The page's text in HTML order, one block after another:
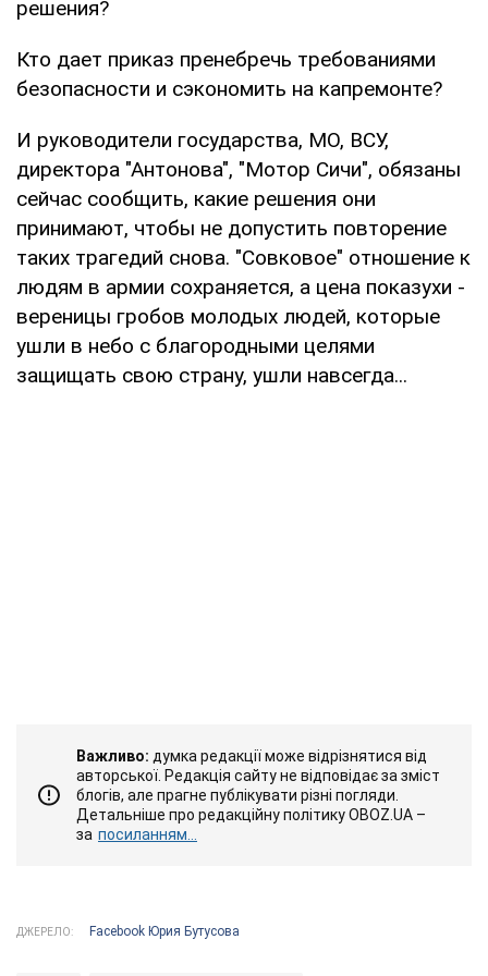
решения?
Кто дает приказ пренебречь требованиями
безопасности и сэкономить на капремонте?
И руководители государства, МО, ВСУ,
директора "Антонова", "Мотор Сичи", обязаны
сейчас сообщить, какие решения они
принимают, чтобы не допустить повторение
таких трагедий снова. "Совковое" отношение к
людям в армии сохраняется, а цена показухи -
вереницы гробов молодых людей, которые
ушли в небо с благородными целями
защищать свою страну, ушли навсегда...
Важливо: думка редакції може відрізнятися від
авторської. Редакція сайту не відповідає за зміст
блогів, але прагне публікувати різні погляди.
Детальніше про редакційну політику OBOZ.UA –
за посиланням...
ДЖЕРЕЛО: Facebook Юрия Бутусова